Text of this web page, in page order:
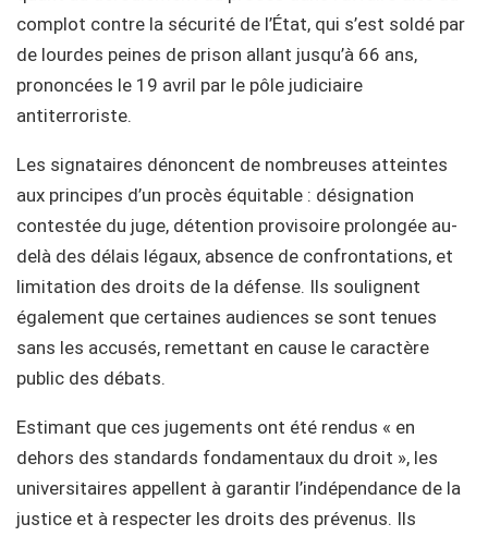
complot contre la sécurité de l’État, qui s’est soldé par
de lourdes peines de prison allant jusqu’à 66 ans,
prononcées le 19 avril par le pôle judiciaire
antiterroriste.
Les signataires dénoncent de nombreuses atteintes
aux principes d’un procès équitable : désignation
contestée du juge, détention provisoire prolongée au-
delà des délais légaux, absence de confrontations, et
limitation des droits de la défense. Ils soulignent
également que certaines audiences se sont tenues
sans les accusés, remettant en cause le caractère
public des débats.
Estimant que ces jugements ont été rendus « en
dehors des standards fondamentaux du droit », les
universitaires appellent à garantir l’indépendance de la
justice et à respecter les droits des prévenus. Ils